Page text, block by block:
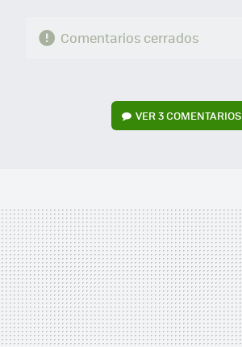
Comentarios cerrados
VER3 COMENTARIOS